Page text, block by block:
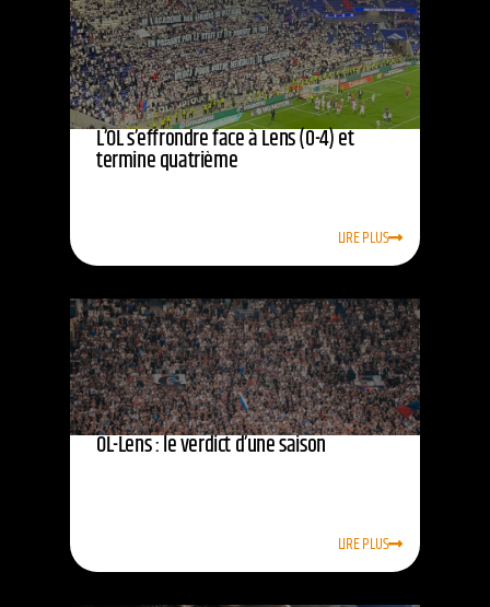
L’OL s’effrondre face à Lens (0-4) et
termine quatrième
LIRE PLUS
OL-Lens : le verdict d’une saison
LIRE PLUS